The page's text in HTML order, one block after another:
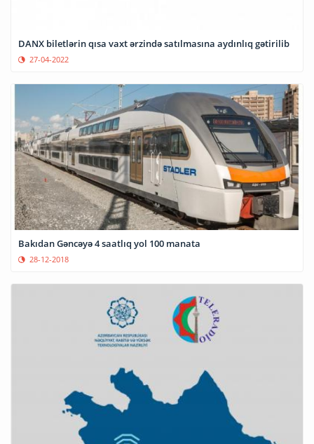
DANX biletlərin qısa vaxt ərzində satılmasına aydınlıq gətirilib
27-04-2022
Bakıdan Gəncəyə 4 saatlıq yol 100 manata
28-12-2018